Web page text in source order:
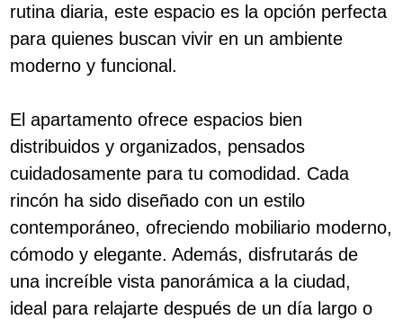
rutina diaria, este espacio es la opción perfecta
para quienes buscan vivir en un ambiente
moderno y funcional.
El apartamento ofrece espacios bien
distribuidos y organizados, pensados
cuidadosamente para tu comodidad. Cada
rincón ha sido diseñado con un estilo
contemporáneo, ofreciendo mobiliario moderno,
cómodo y elegante. Además, disfrutarás de
una increíble vista panorámica a la ciudad,
ideal para relajarte después de un día largo o